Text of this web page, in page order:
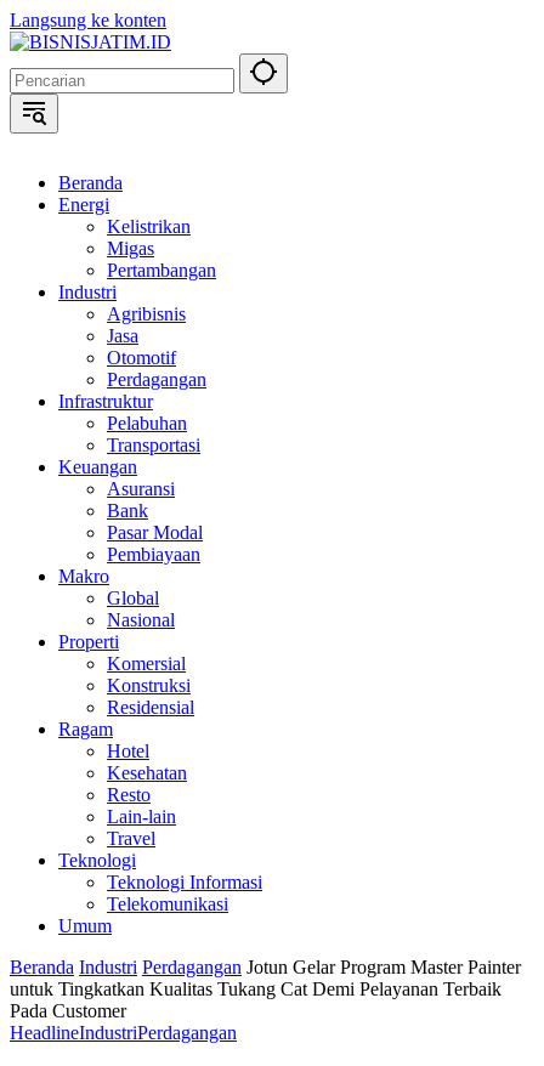
Langsung ke konten
Beranda
Energi
Kelistrikan
Migas
Pertambangan
Industri
Agribisnis
Jasa
Otomotif
Perdagangan
Infrastruktur
Pelabuhan
Transportasi
Keuangan
Asuransi
Bank
Pasar Modal
Pembiayaan
Makro
Global
Nasional
Properti
Komersial
Konstruksi
Residensial
Ragam
Hotel
Kesehatan
Resto
Lain-lain
Travel
Teknologi
Teknologi Informasi
Telekomunikasi
Umum
Beranda Industri Perdagangan Jotun Gelar Program Master Painter
untuk Tingkatkan Kualitas Tukang Cat Demi Pelayanan Terbaik
Pada Customer
HeadlineIndustriPerdagangan